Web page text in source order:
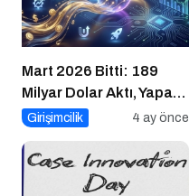
Mart 2026 Bitti: 189
Milyar Dolar Aktı, Yapay
Zeka Bilgisayarı
Yapsın?
Girişimcilik 4 ay önce